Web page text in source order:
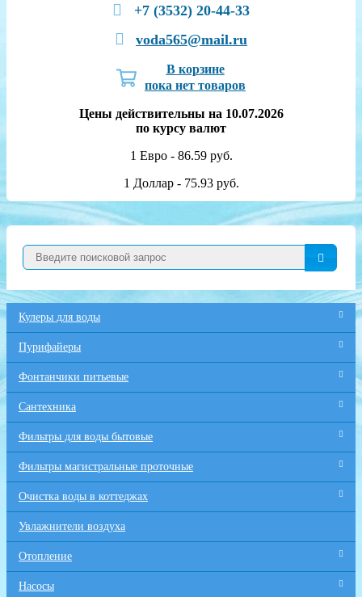
+7 (3532) 20-44-33
voda565@mail.ru
В корзине
пока нет товаров
Цены действительны на 10.07.2026
по курсу валют
1 Евро - 86.59 руб.
1 Доллар - 75.93 руб.
Кулеры для воды
Пурифайеры
Фонтанчики питьевые
Сантехника
Фильтры для воды бытовые
Фильтры магистральные проточные
Очистка воды в коттеджах
Увлажнители воздуха
Отопление
Насосы